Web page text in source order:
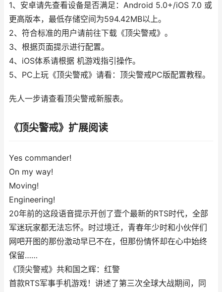
1、安卓请先查看设备是否满足：Android 5.0+/iOS 7.0 或
更高版本，最低存储空间为594.42MB以上。
2、符合标准的用户请前往下载《顶尖警戒》。
3、根据页面提示进行配置。
4、iOS体系请根据 机游戏指引操作。
5、PC上玩《顶尖警戒》请看：顶尖警戒PC版配置教程。
先人一步请查看顶尖警戒新服表。
《顶尖警戒》扩展阅读
Yes commander!
On my way!
Moving!
Engineering!
20年前的这段语音提示开创了壹个最新的RTS时代，全部
军迷玩家都无法忘怀。时过境迁，青春年少时和小伙伴们
网吧开图的那份激动早已不在，但那份情怀却在心中始终
保留……
《顶尖警戒》共和国之辉：红警
首款RTS军事手机游戏！讲述了第三次全球大战期间，同